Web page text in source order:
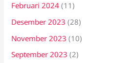
Februari 2024 (11)
Desember 2023 (28)
November 2023 (10)
September 2023 (2)